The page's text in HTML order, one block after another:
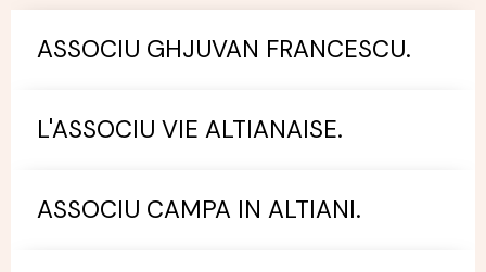
ASSOCIU GHJUVAN FRANCESCU.
L'ASSOCIU VIE ALTIANAISE.
ASSOCIU CAMPA IN ALTIANI.